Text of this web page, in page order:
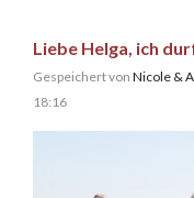
Liebe Helga, ich
Gespeichert von Nicole &
18:16